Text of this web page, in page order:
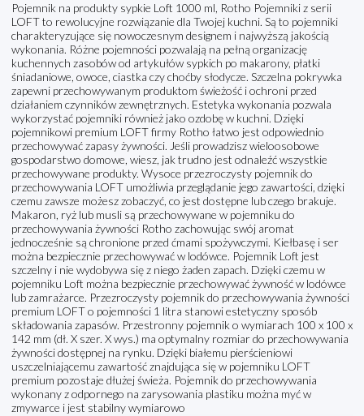
Pojemnik na produkty sypkie Loft 1000 ml, Rotho Pojemniki z serii
LOFT to rewolucyjne rozwiązanie dla Twojej kuchni. Są to pojemniki
charakteryzujące się nowoczesnym designem i najwyższą jakością
wykonania. Różne pojemności pozwalają na pełną organizację
kuchennych zasobów od artykułów sypkich po makarony, płatki
śniadaniowe, owoce, ciastka czy choćby słodycze. Szczelna pokrywka
zapewni przechowywanym produktom świeżość i ochroni przed
działaniem czynników zewnętrznych. Estetyka wykonania pozwala
wykorzystać pojemniki również jako ozdobę w kuchni. Dzięki
pojemnikowi premium LOFT firmy Rotho łatwo jest odpowiednio
przechowywać zapasy żywności. Jeśli prowadzisz wieloosobowe
gospodarstwo domowe, wiesz, jak trudno jest odnaleźć wszystkie
przechowywane produkty. Wysoce przezroczysty pojemnik do
przechowywania LOFT umożliwia przeglądanie jego zawartości, dzięki
czemu zawsze możesz zobaczyć, co jest dostępne lub czego brakuje.
Makaron, ryż lub musli są przechowywane w pojemniku do
przechowywania żywności Rotho zachowując swój aromat
jednocześnie są chronione przed ćmami spożywczymi. Kiełbasę i ser
można bezpiecznie przechowywać w lodówce. Pojemnik Loft jest
szczelny i nie wydobywa się z niego żaden zapach. Dzięki czemu w
pojemniku Loft można bezpiecznie przechowywać żywność w lodówce
lub zamrażarce. Przezroczysty pojemnik do przechowywania żywności
premium LOFT o pojemności 1 litra stanowi estetyczny sposób
składowania zapasów. Przestronny pojemnik o wymiarach 100 x 100 x
142 mm (dł. X szer. X wys.) ma optymalny rozmiar do przechowywania
żywności dostępnej na rynku. Dzięki białemu pierścieniowi
uszczelniającemu zawartość znajdująca się w pojemniku LOFT
premium pozostaje dłużej świeża. Pojemnik do przechowywania
wykonany z odpornego na zarysowania plastiku można myć w
zmywarce i jest stabilny wymiarowo